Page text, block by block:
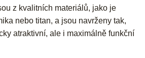
z kvalitních materiálů, jako je
nebo titan, a jsou navrženy tak,
atraktivní, ale i maximálně funkční